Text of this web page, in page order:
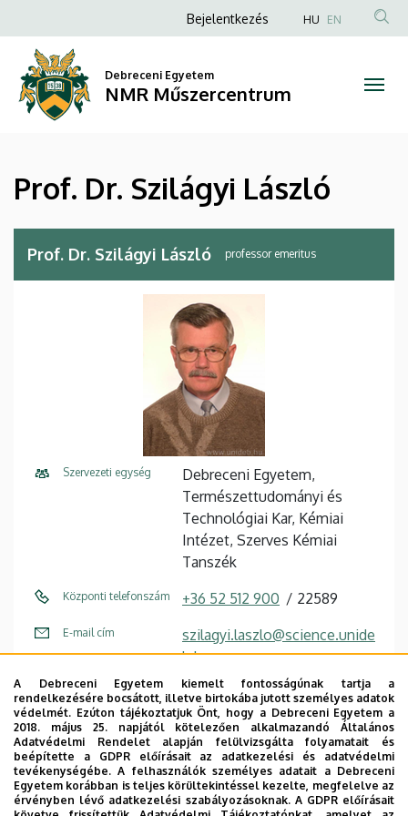
Dr.
Szilágyi
László
NMR
Műszercentrum
a
tartalomra
Anonim
fiók
menüje
Bejelentkezés HU EN
Debreceni Egyetem
NMR Műszercentrum
Prof. Dr. Szilágyi László
Prof. Dr. Szilágyi László professor emeritus
Szervezeti egység
Debreceni Egyetem,
Természettudományi és
Technológiai Kar, Kémiai
Intézet, Szerves Kémiai
Tanszék
Központi telefonszám +36 52 512 900 22589
E-mail cím
szilagyi.laszlo@science.unide
b.hu
Fax +36 52 512 744
Cím
4032 Debrecen, Egyetem tér
1.
Épület Kémia épület
A Debreceni Egyetem kiemelt fontosságúnak tartja a
rendelkezésére bocsátott, illetve birtokába jutott személyes adatok
védelmét. Ezúton tájékoztatjuk Önt, hogy a Debreceni Egyetem a
2018. május 25. napjától kötelezően alkalmazandó Általános
Adatvédelmi Rendelet alapján felülvizsgálta folyamatait és
beépítette a GDPR előírásait az adatkezelési és adatvédelmi
tevékenységébe. A felhasználók személyes adatait a Debreceni
Egyetem korábban is teljes körültekintéssel kezelte, megfelelve az
érvényben lévő adatkezelési szabályozásoknak. A GDPR előírásait